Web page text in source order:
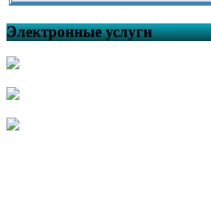
Электронные услуги